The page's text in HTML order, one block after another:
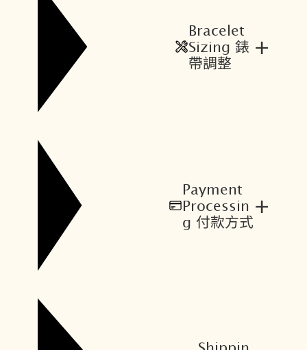
Bracelet
Sizing 錶
帶調整
+
Payment
Processin
g 付款方式
+